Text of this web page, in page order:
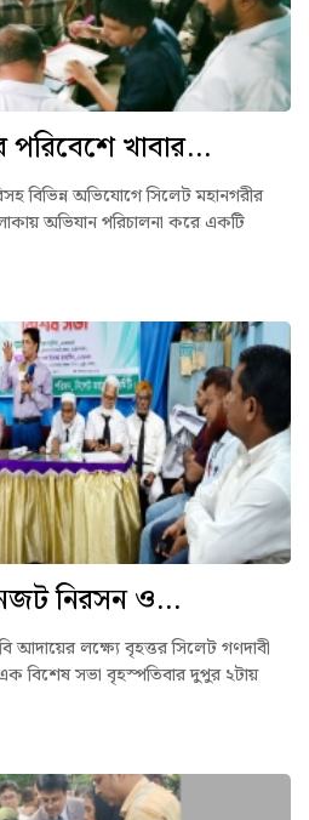
পরিবেশে খাবার...
বিভিন্ন অভিযোগে সিলেট মহানগরীর
অভিযান পরিচালনা করে একটি
নিরসন ও...
আদায়ের লক্ষ্যে বৃহত্তর সিলেট গণদাবী
বিশেষ সভা বৃহস্পতিবার দুপুর ২টায়